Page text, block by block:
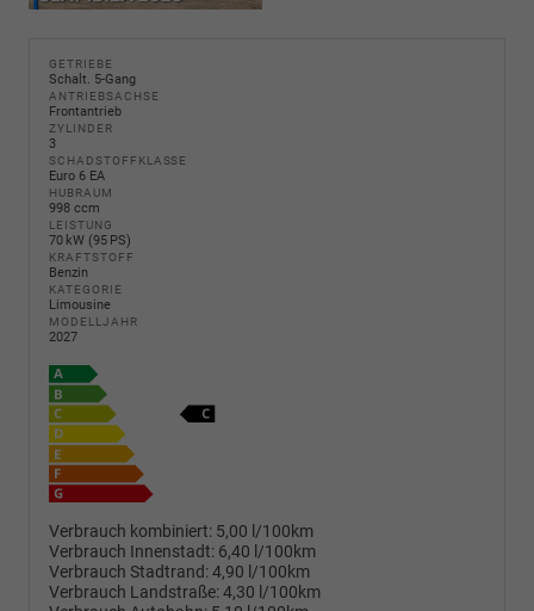
GETRIEBE
Schalt. 5-Gang
ANTRIEBSACHSE
Frontantrieb
ZYLINDER
3
SCHADSTOFFKLASSE
Euro 6 EA
HUBRAUM
998 ccm
LEISTUNG
70 kW (95 PS)
KRAFTSTOFF
Benzin
KATEGORIE
Limousine
MODELLJAHR
2027
Verbrauch kombiniert: 5,00 l/100km
Verbrauch Innenstadt: 6,40 l/100km
Verbrauch Stadtrand:4,90 l/100km
Verbrauch Landstraße:4,30 l/100km